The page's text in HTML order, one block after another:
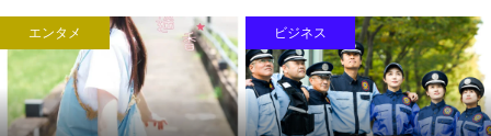
エンタメ ビジネス